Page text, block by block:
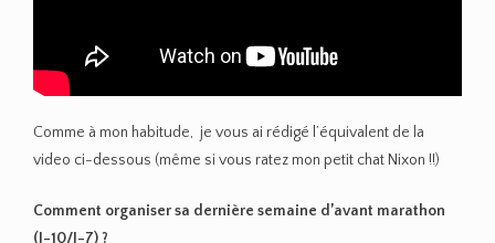
Comme à mon habitude, je vous ai rédigé l’équivalent de la
video ci-dessous (même si vous ratez mon petit chat Nixon !!)
Comment organiser sa dernière semaine d’avant marathon
(J-10/J-7) ?